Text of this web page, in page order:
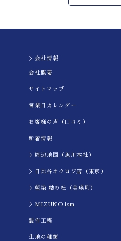
＞会社情報
会社概要
サイトマップ
営業日カレンダー
お客様の声（口コミ）
新着情報
＞周辺地図（旭川本社）
＞日比谷オクロジ店（東京）
＞藍染 結の杜（美瑛町）
＞MIZUNO ism
製作工程
生地の種類